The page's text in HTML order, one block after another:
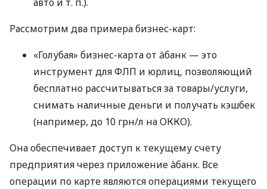
Рассмотрим два примера бизнес-карт:
«Голубая» бизнес-карта от àбанк — это
инструмент для ФЛП и юрлиц, позволяющий
бесплатно рассчитываться за товары/услуги,
снимать наличные деньги и получать кэшбек
(например, до 10 грн/л на ОККО).
Она обеспечивает доступ к текущему счету
предприятия через приложение àбанк. Все
операции по карте являются операциями текущего